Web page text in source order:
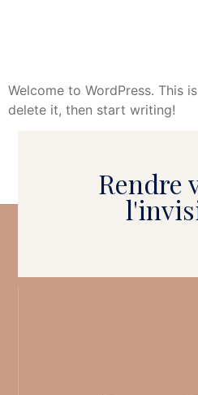
Welcome to WordPress. This
delete it, then start writing!
Rendre